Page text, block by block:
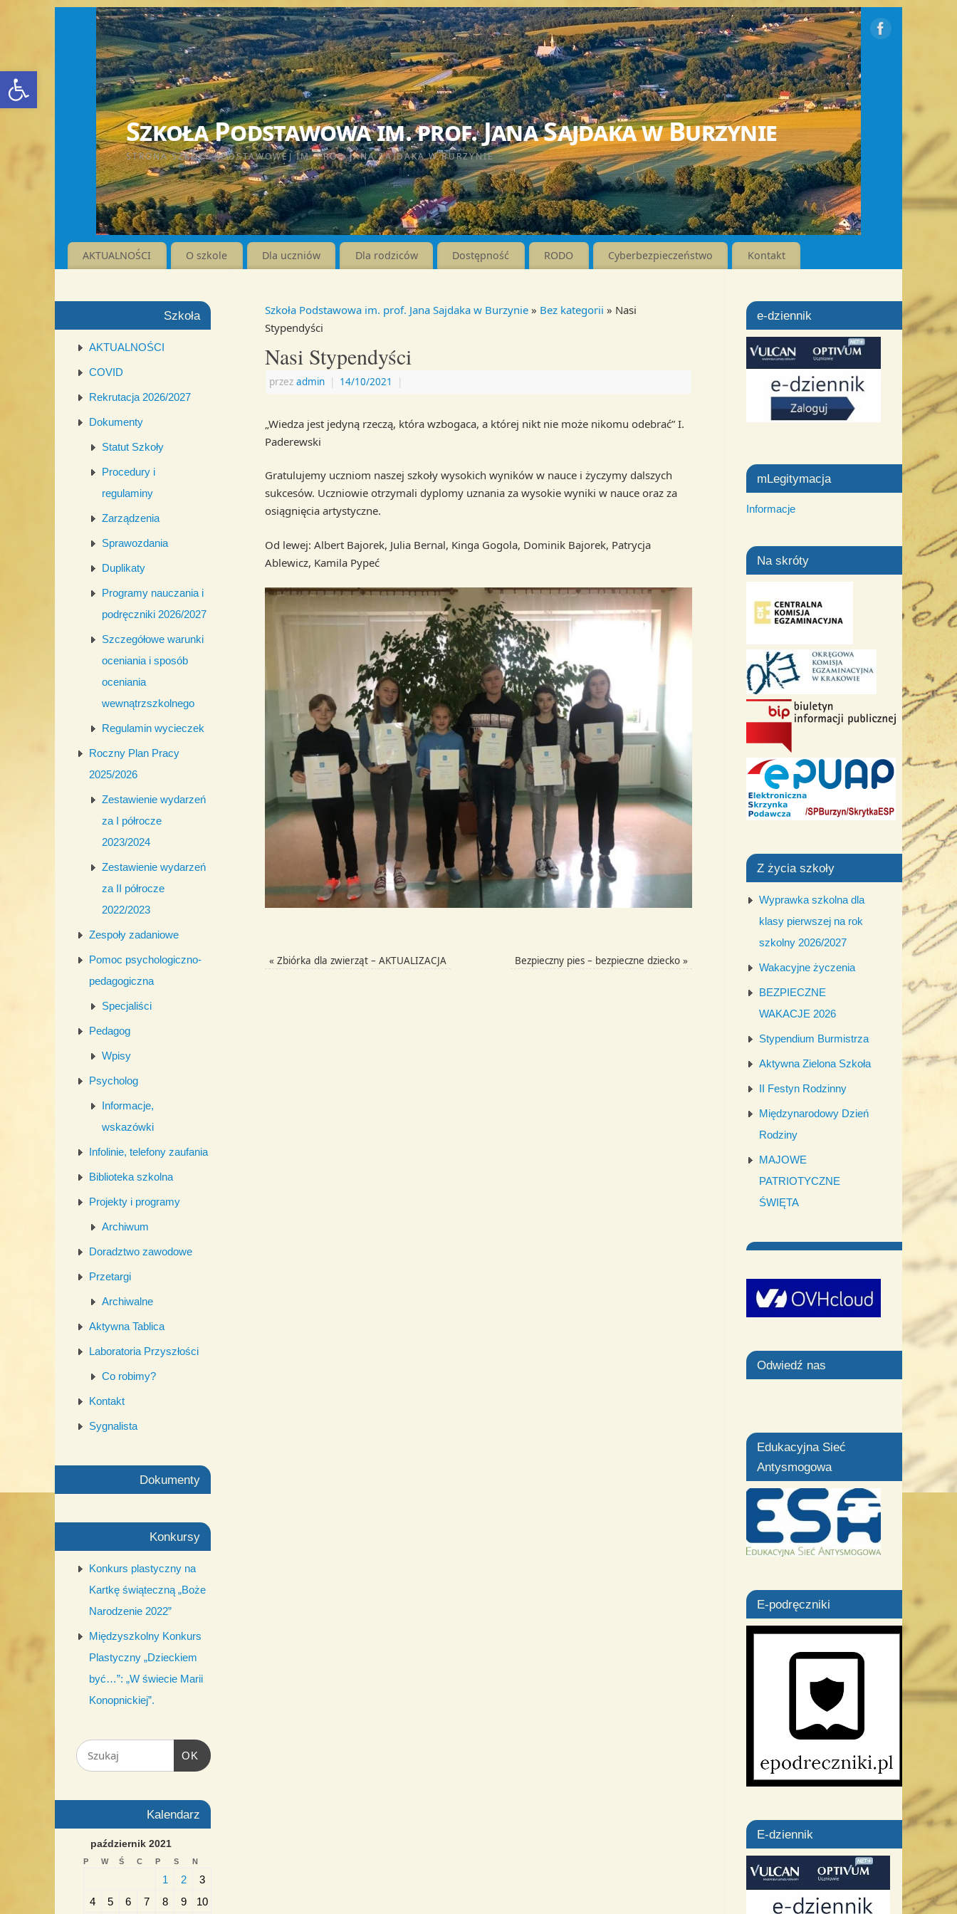
Otwórz pasek narzędzi
Szkoła Podstawowa im. prof. Jana Sajdaka w Burzynie
STRONA SZKOŁY PODSTAWOWEJ IM. PROF. JANA SAJDAKA W BURZYNIE
AKTUALNOŚCI O szkole Dla uczniów Dla rodziców Dostępność RODO Cyberbezpieczeństwo Kontakt
Szkoła Podstawowa im. prof. Jana Sajdaka w Burzynie » Bez kategorii » Nasi
Stypendyści
Nasi Stypendyści
przez admin | 14/10/2021 |
„Wiedza jest jedyną rzeczą, która wzbogaca, a której nikt nie może nikomu odebrać” I.
Paderewski
Gratulujemy uczniom naszej szkoły wysokich wyników w nauce i życzymy dalszych
sukcesów. Uczniowie otrzymali dyplomy uznania za wysokie wyniki w nauce oraz za
osiągnięcia artystyczne.
Od lewej: Albert Bajorek, Julia Bernal, Kinga Gogola, Dominik Bajorek, Patrycja
Ablewicz, Kamila Pypeć
« Zbiórka dla zwierząt – AKTUALIZACJA Bezpieczny pies – bezpieczne dziecko »
Szkoła
AKTUALNOŚCI
COVID
Rekrutacja 2026/2027
Dokumenty
Statut Szkoły
Procedury i
regulaminy
Zarządzenia
Sprawozdania
Duplikaty
Programy nauczania i
podręczniki 2026/2027
Szczegółowe warunki
oceniania i sposób
oceniania
wewnątrzszkolnego
Regulamin wycieczek
Roczny Plan Pracy
2025/2026
Zestawienie wydarzeń
za I półrocze
2023/2024
Zestawienie wydarzeń
za II półrocze
2022/2023
Zespoły zadaniowe
Pomoc psychologiczno-
pedagogiczna
Specjaliści
Pedagog
Wpisy
Psycholog
Informacje,
wskazówki
Infolinie, telefony zaufania
Biblioteka szkolna
Projekty i programy
Archiwum
Doradztwo zawodowe
Przetargi
Archiwalne
Aktywna Tablica
Laboratoria Przyszłości
Co robimy?
Kontakt
Sygnalista
Dokumenty
Konkursy
Konkurs plastyczny na
Kartkę świąteczną „Boże
Narodzenie 2022”
Międzyszkolny Konkurs
Plastyczny „Dzieckiem
być…”: „W świecie Marii
Konopnickiej”.
OK
Kalendarz
październik 2021
P W Ś C P S N
1 2
3
4
5 6 7 8 9 10
e-dziennik
mLegitymacja
Informacje
Na skróty
Z życia szkoły
Wyprawka szkolna dla
klasy pierwszej na rok
szkolny 2026/2027
Wakacyjne życzenia
BEZPIECZNE
WAKACJE 2026
Stypendium Burmistrza
Aktywna Zielona Szkoła
II Festyn Rodzinny
Międzynarodowy Dzień
Rodziny
MAJOWE
PATRIOTYCZNE
ŚWIĘTA
Odwiedź nas
Edukacyjna Sieć
Antysmogowa
E-podręczniki
E-dziennik